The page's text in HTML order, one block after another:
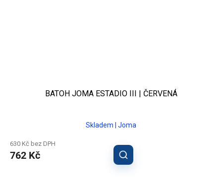
BATOH JOMA ESTADIO III | ČERVENÁ
Skladem | Joma
630 Kč bez DPH
762 Kč